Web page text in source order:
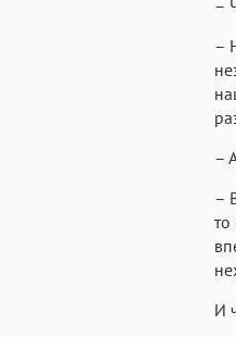
–
–
–
–
то
И